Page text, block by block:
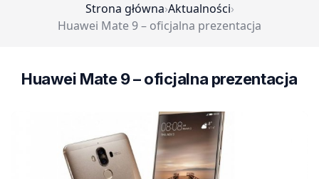
Strona główna›Aktualności›
Huawei Mate 9 – oficjalna prezentacja
Huawei Mate 9 – oficjalna prezentacja